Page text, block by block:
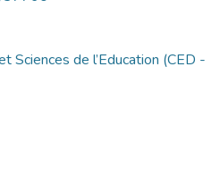
Sciences de l’Education (CED -